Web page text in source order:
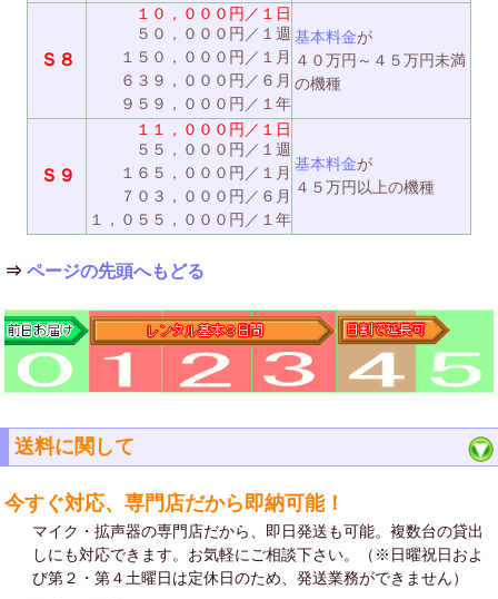
Ｓ８
１０，０００円／１日
５０，０００円／１週
１５０，０００円／１月
６３９，０００円／６月
９５９，０００円／１年
基本料金が
４０万円～４５万円未満
の機種
Ｓ９
１１，０００円／１日
５５，０００円／１週
１６５，０００円／１月
７０３，０００円／６月
１，０５５，０００円／１年
基本料金が
４５万円以上の機種
⇒ページの先頭へもどる
送料に関して
今すぐ対応、専門店だから即納可能！
マイク・拡声器の専門店だから、即日発送も可能。複数台の貸出
しにも対応できます。お気軽にご相談下さい。（※日曜祝日およ
び第２・第４土曜日は定休日のため、発送業務ができません）